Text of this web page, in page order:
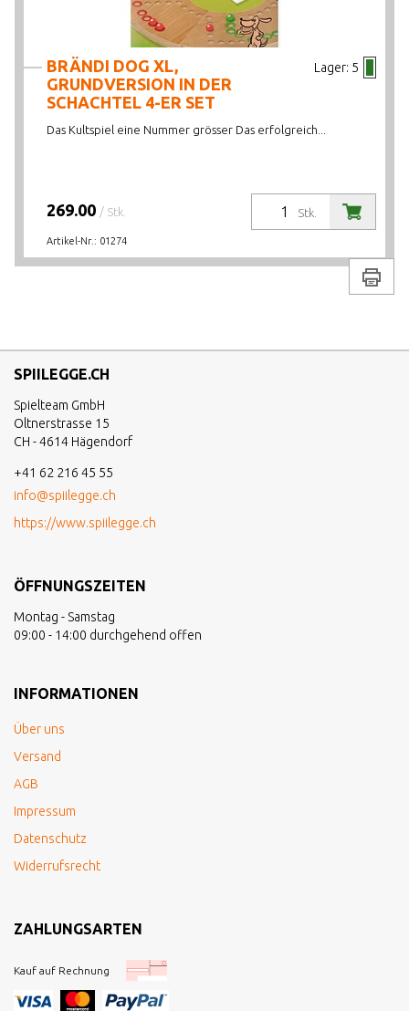
Lager: 5
BRÄNDI DOG XL,
GRUNDVERSION IN DER
SCHACHTEL 4-ER SET
Das Kultspiel eine Nummer grösser Das erfolgreich...
Stk.
269.00 / Stk.
Artikel-Nr.: 01274
SPIILEGGE.CH
Spielteam GmbH
Oltnerstrasse 15
CH - 4614 Hägendorf
+41 62 216 45 55
info@spiilegge.ch
https://www.spiilegge.ch
ÖFFNUNGSZEITEN
Montag - Samstag
09:00 - 14:00 durchgehend offen
INFORMATIONEN
Über uns
Versand
AGB
Impressum
Datenschutz
Widerrufsrecht
ZAHLUNGSARTEN
Kauf auf Rechnung